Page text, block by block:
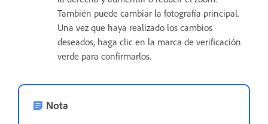
También puede cambiar la fotografía principal.
Una vez que haya realizado los cambios
deseados, haga clic en la marca de verificación
verde para confirmarlos.
Nota